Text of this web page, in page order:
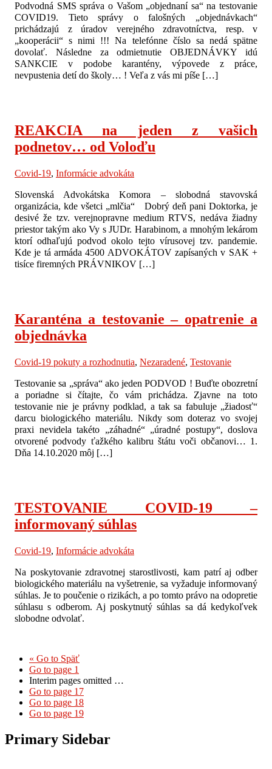
Podvodná SMS správa o Vašom „objednaní sa“ na testovanie
COVID19. Tieto správy o falošných „objednávkach“
prichádzajú z úradov verejného zdravotníctva, resp. v
„kooperácii“ s nimi !!! Na telefónne číslo sa nedá spätne
dovolať. Následne za odmietnutie OBJEDNÁVKY idú
SANKCIE v podobe karantény, výpovede z práce,
nevpustenia detí do školy… ! Veľa z vás mi píše […]
REAKCIA na jeden z vašich
podnetov… od Voloďu
Covid-19, Informácie advokáta
Slovenská Advokátska Komora – slobodná stavovská
organizácia, kde všetci „mlčia“ Dobrý deň pani Doktorka, je
desivé že tzv. verejnopravne medium RTVS, nedáva žiadny
priestor takým ako Vy s JUDr. Harabinom, a mnohým lekárom
ktorí odhaľujú podvod okolo tejto vírusovej tzv. pandemie.
Kde je tá armáda 4500 ADVOKÁTOV zapísaných v SAK +
tisíce firemných PRÁVNIKOV […]
Karanténa a testovanie – opatrenie a
objednávka
Covid-19 pokuty a rozhodnutia, Nezaradené, Testovanie
Testovanie sa „správa“ ako jeden PODVOD ! Buďte obozretní
a poriadne si čítajte, čo vám prichádza. Zjavne na toto
testovanie nie je právny podklad, a tak sa fabuluje „žiadosť“
darcu biologického materiálu. Nikdy som doteraz vo svojej
praxi nevidela takéto „záhadné“ „úradné postupy“, doslova
otvorené podvody ťažkého kalibru štátu voči občanovi… 1.
Dňa 14.10.2020 môj […]
TESTOVANIE COVID-19 –
informovaný súhlas
Covid-19, Informácie advokáta
Na poskytovanie zdravotnej starostlivosti, kam patrí aj odber
biologického materiálu na vyšetrenie, sa vyžaduje informovaný
súhlas. Je to poučenie o rizikách, a po tomto právo na odopretie
súhlasu s odberom. Aj poskytnutý súhlas sa dá kedykoľvek
slobodne odvolať.
« Go to Späť
Go to page 1
Interim pages omitted …
Go to page 17
Go to page 18
Go to page 19
Primary Sidebar